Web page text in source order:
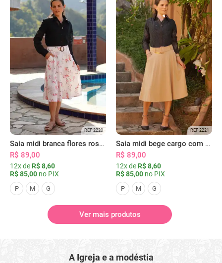
REF 2220
Saia midi branca flores rosas com bolsos
R$ 89,00
12x de R$ 8,60
R$ 85,00 no PIX
P M G
REF 2221
Saia midi bege cargo com bolsos
R$ 89,00
12x de R$ 8,60
R$ 85,00 no PIX
P M G
Ver mais produtos
A Igreja e a modéstia